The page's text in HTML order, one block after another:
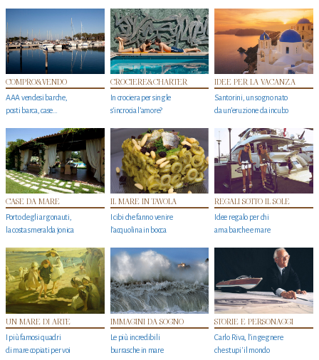
COMPRO&VENDO
AAA vendesi barche,
posti barca, case…
CROCIERE&CHARTER
In crociera per single
s'incrocia l’amore?
IDEE PER LA VACANZA
Santorini, un sogno nato
da un’eruzione da incubo
CASE DA MARE
Porto degli argonauti,
la costa smeralda jonica
IL MARE IN TAVOLA
I cibi che fanno venire
l’acquolina in bocca
REGALI SOTTO IL SOLE
Idee regalo per chi
ama barche e mare
UN MARE DI ARTE
I più famosi quadri
di mare copiati per voi
IMMAGINI DA SOGNO
Le più incredibili
burrasche in mare
STORIE E PERSONAGGI
Carlo Riva, l’ingegnere
che stupi' il mondo